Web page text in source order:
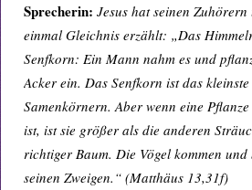
Sprecherin: Jesus hat seinen
einmal Gleichnis erzählt: „Das
Senfkorn: Ein Mann nahm es und
Acker ein. Das Senfkorn ist das
Samenkörnern. Aber wenn eine
ist, ist sie größer als die anderen
richtiger Baum. Die Vögel kommen
seinen Zweigen.“ (Matthäus 13,31f)